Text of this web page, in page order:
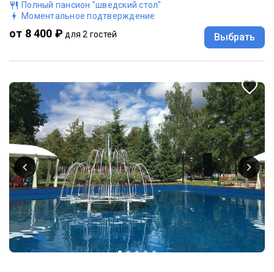
Полный пансион "шведский стол"
Моментальное подтверждение
от 8 400 ₽ для 2 гостей Выбрать